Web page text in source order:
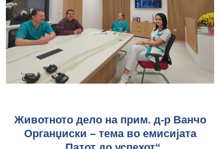
Животното дело на прим. д-р Ванчо
Органџиски – тема во емисијата